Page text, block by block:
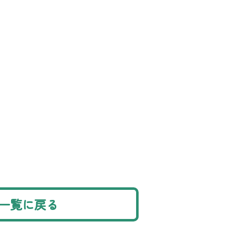
覧に戻る